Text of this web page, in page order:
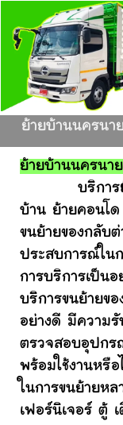
ย้ายบ้านนครนา
ย้ายบ้านนครนา
บริการ
บ้าน ย้ายคอนโ
ขนย้ายของกลับ
ประสบการณ์ใน
การบริการเป็น
บริการขนย้ายข
อย่างดี มีความ
ตรวจสอบอุปกร
พร้อมใช้งานหรื
ในการขนย้ายห
เฟอร์นิเจอร์ ตู้